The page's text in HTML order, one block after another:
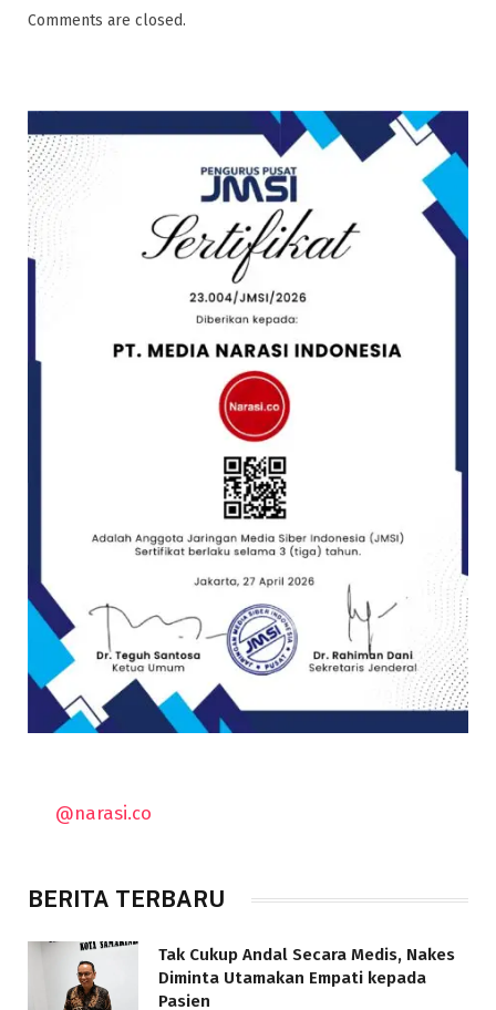
Comments are closed.
@narasi.co
BERITA TERBARU
Tak Cukup Andal Secara Medis, Nakes
Diminta Utamakan Empati kepada
Pasien